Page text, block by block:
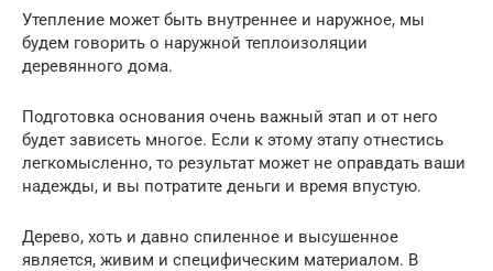
Утепление может быть внутреннее и наружное, мы
будем говорить о наружной теплоизоляции
деревянного дома.
Подготовка основания очень важный этап и от него
будет зависеть многое. Если к этому этапу отнестись
легкомысленно, то результат может не оправдать ваши
надежды, и вы потратите деньги и время впустую.
Дерево, хоть и давно спиленное и высушенное
является, живим и специфическим материалом. В